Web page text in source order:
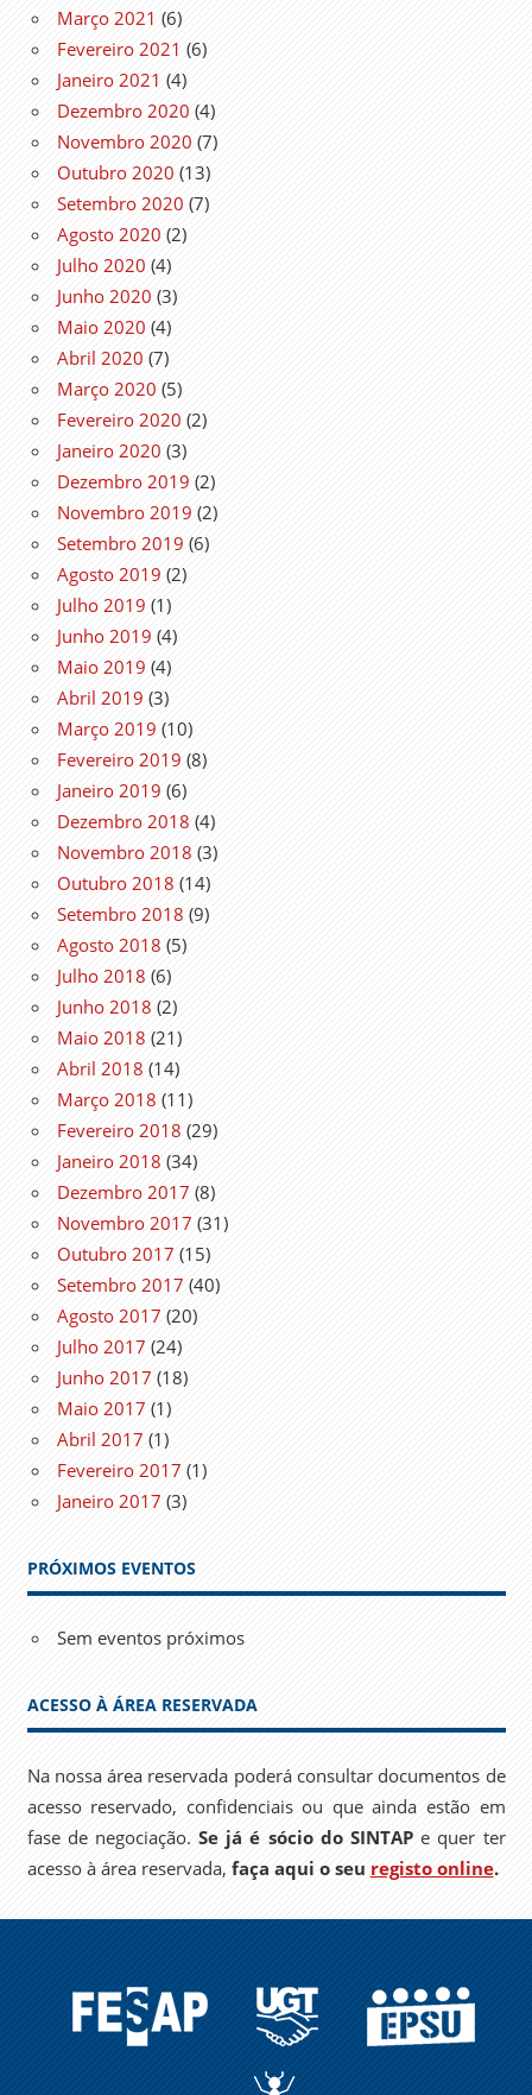
Março 2021 (6)
Fevereiro 2021 (6)
Janeiro 2021 (4)
Dezembro 2020 (4)
Novembro 2020 (7)
Outubro 2020 (13)
Setembro 2020 (7)
Agosto 2020 (2)
Julho 2020 (4)
Junho 2020 (3)
Maio 2020 (4)
Abril 2020 (7)
Março 2020 (5)
Fevereiro 2020 (2)
Janeiro 2020 (3)
Dezembro 2019 (2)
Novembro 2019 (2)
Setembro 2019 (6)
Agosto 2019 (2)
Julho 2019 (1)
Junho 2019 (4)
Maio 2019 (4)
Abril 2019 (3)
Março 2019 (10)
Fevereiro 2019 (8)
Janeiro 2019 (6)
Dezembro 2018 (4)
Novembro 2018 (3)
Outubro 2018 (14)
Setembro 2018 (9)
Agosto 2018 (5)
Julho 2018 (6)
Junho 2018 (2)
Maio 2018 (21)
Abril 2018 (14)
Março 2018 (11)
Fevereiro 2018 (29)
Janeiro 2018 (34)
Dezembro 2017 (8)
Novembro 2017 (31)
Outubro 2017 (15)
Setembro 2017 (40)
Agosto 2017 (20)
Julho 2017 (24)
Junho 2017 (18)
Maio 2017 (1)
Abril 2017 (1)
Fevereiro 2017 (1)
Janeiro 2017 (3)
PRÓXIMOS EVENTOS
Sem eventos próximos
ACESSO À ÁREA RESERVADA
Na nossa área reservada poderá consultar documentos de
acesso reservado, confidenciais ou que ainda estão em
fase de negociação.Se já é sócio do SINTAPe quer ter
acesso à área reservada, faça aqui o seu registo online.
FESAP UGT EPSU
A